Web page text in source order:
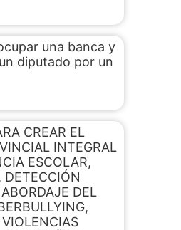
una banca y
diputado por un
CREAR EL
INTEGRAL
ESCOLAR,
DETECCIÓN
DEL